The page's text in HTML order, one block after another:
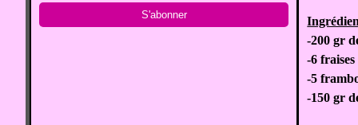
-200 gr
-6 fraises
-5
-150 gr